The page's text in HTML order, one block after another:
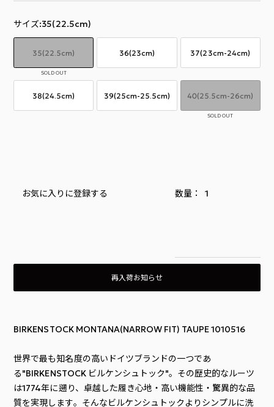
サイズ 35(22.5cm)
35(22.5cm)
SOLD OUT
36(23cm) 37(23cm-24cm)
38(24.5cm) 39(25cm-25.5cm) 40(25.5cm-26cm)
SOLD OUT
お気に入りに登録する
再入荷お知らせ
BIRKENSTOCK MONTANA(NARROW FIT) TAUPE 1010516
世界で最も知名度の高いドイツブランドの一つであ
る"BIRKENSTOCK ビルケンシュトック"。その歴史的なルーツ
は1774年に遡り、卓越した履き心地・高い機能性・驚異的な品
質を実現します。そんなビルケンシュトックよりシンプルに洗